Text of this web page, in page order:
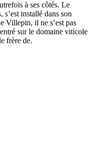
à ses côtés. Le
s’est installé dans son
Villepin, il ne s’est pas
sur le domaine viticole
frère de.